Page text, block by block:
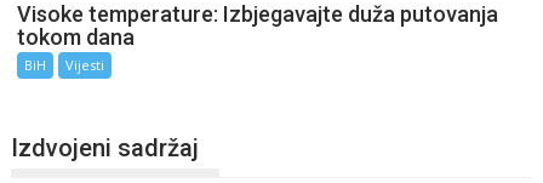
Visoke temperature: Izbjegavajte duža putovanja
tokom dana
BiH Vijesti
Izdvojeni sadržaj